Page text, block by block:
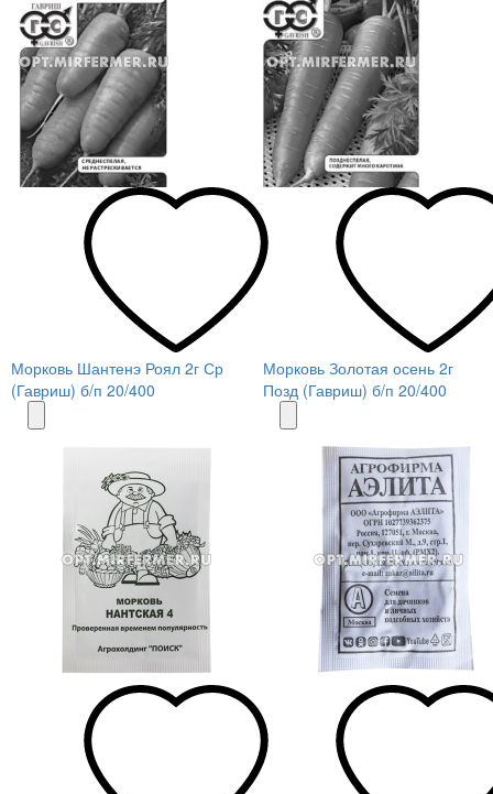
Морковь Шантенэ Роял 2г Ср
(Гавриш) б/п 20/400
Морковь Золотая осень 2г
Позд (Гавриш) б/п 20/400